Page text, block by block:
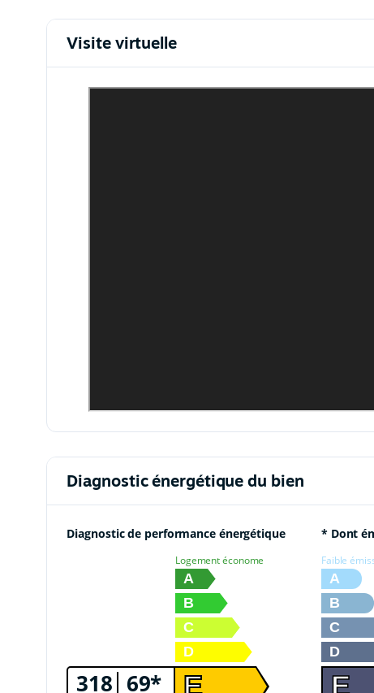
Visite virtuelle
Diagnostic énergétique du bien
Diagnostic de performance énergétique
318 69*
Logement économe
A
B
C
D
E
* Dont
Faible
A
B
C
D
E